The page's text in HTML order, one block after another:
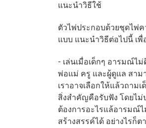
แนะนำวิธีใช้
ตัวไพ่ประกอบด้วยชุดไพ่
แบบ แนะนำวิธีต่อไปนี้ เพื่
- เล่นเมื่อเด็กๆ อารมณ์ไม่
พ่อแม่ ครู และผู้ดูแล สาม
เราอาจเลือกให้แล้วถาม
สิ่งสำคัญคือรับฟัง โดยไม่
ต้องการอะไรแล้อารมณ์ไ
สร้างสรรค์ได้ อย่างไรก็